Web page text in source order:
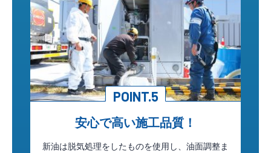
POINT.5
安心で高い施工品質！
新油は脱気処理をしたものを使用し、油面調整ま